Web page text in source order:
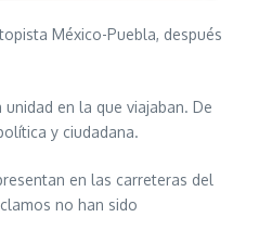
México-Puebla, después
en la que viajaban. De
y ciudadana.
en las carreteras del
no han sido